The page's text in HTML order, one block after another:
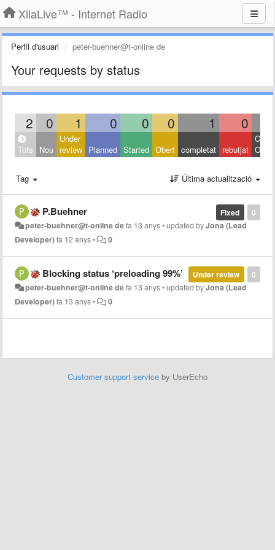
XiiaLive™ - Internet Radio
Perfil d'usuari peter-buehner@t-online de
Your requests by status
2 0 1 0 0 0 1 0
Tots Nou
Under
review Planned Started Obert completat rebutjat Other
Tag Última actualització
0
Fixed
P.Buehner
peter-buehner@t-online defa 13 anys•updated byJona (Lead
Developer)fa 12 anys• 0
0
Under review
Blocking status ‘preloading 99%’
peter-buehner@t-online defa 13 anys•updated byJona (Lead
Developer)fa 13 anys• 0
Customer support service by UserEcho